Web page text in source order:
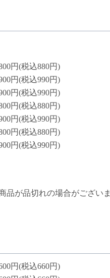
円(税込880円)
円(税込990円)
円(税込990円)
円(税込880円)
円(税込990円)
円(税込880円)
円(税込990円)
品が品切れの場合がございま
円(税込660円)